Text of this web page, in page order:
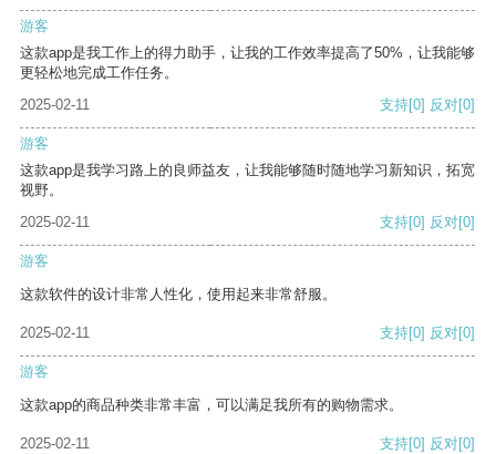
游客
这款app是我工作上的得力助手，让我的工作效率提高了50%，让我能够
更轻松地完成工作任务。
2025-02-11
支持[0] 反对[0]
游客
这款app是我学习路上的良师益友，让我能够随时随地学习新知识，拓宽
视野。
2025-02-11
支持[0] 反对[0]
游客
这款软件的设计非常人性化，使用起来非常舒服。
2025-02-11 支持[0] 反对[0]
游客
这款app的商品种类非常丰富，可以满足我所有的购物需求。
2025-02-11 支持[0] 反对[0]